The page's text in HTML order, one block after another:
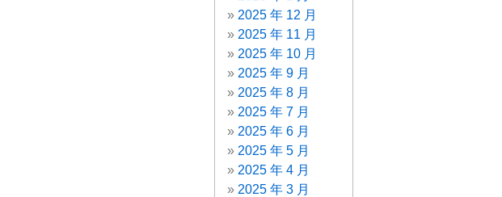
2025 年 12 月
2025 年 11 月
2025 年 10 月
2025 年 9 月
2025 年 8 月
2025 年 7 月
2025 年 6 月
2025 年 5 月
2025 年 4 月
2025 年 3 月